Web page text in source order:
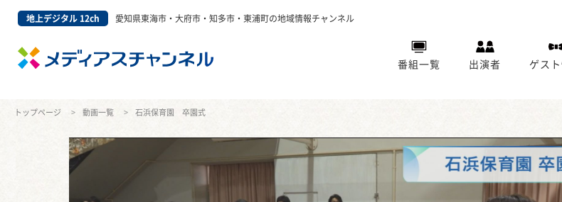
地上デジタル 12ch 愛知県東海市・大府市・知多市・東浦町の地域情報チャンネル
番組一覧 出演者 ゲス
トップページ 動画一覧 石浜保育園 卒園式